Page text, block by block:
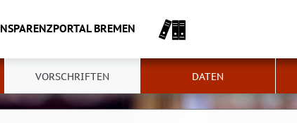
BREMEN
VORSCHRIFTEN DATEN